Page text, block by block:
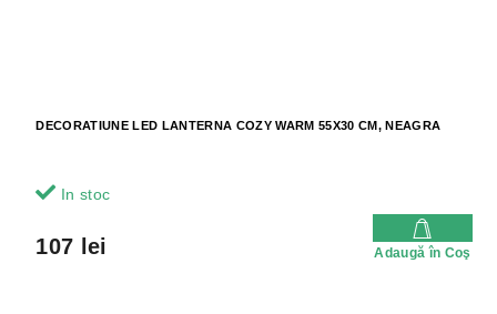
DECORATIUNE LED LANTERNA COZY WARM 55X30 CM, NEAGRA
In stoc
107 lei Adaugă în Coş